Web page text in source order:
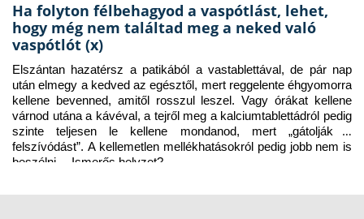
Ha folyton félbehagyod a vaspótlást, lehet,
hogy még nem találtad meg a neked való
vaspótlót (x)
Elszántan hazatérsz a patikából a vastablettával, de pár nap
után elmegy a kedved az egésztől, mert reggelente éhgyomorra
kellene bevenned, amitől rosszul leszel. Vagy órákat kellene
várnod utána a kávéval, a tejről meg a kalciumtablettádról pedig
szinte teljesen le kellene mondanod, mert „gátolják a
felszívódást”. A kellemetlen mellékhatásokról pedig jobb nem is
beszélni… Ismerős helyzet?